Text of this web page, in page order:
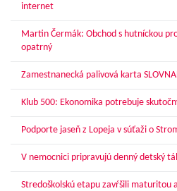
internet
Martin Čermák: Obchod s hutníckou
opatrný
Zamestnanecká palivová karta
Klub 500: Ekonomika potrebuje
Podporte jaseň z Lopeja v súťaži o
V nemocnici pripravujú denný detský
Stredoškolskú etapu zavŕšili maturitou